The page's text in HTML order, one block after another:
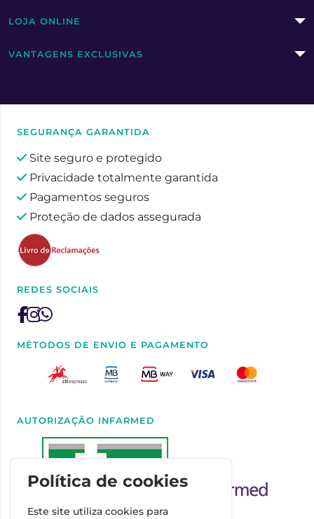
LOJA ONLINE
VANTAGENS EXCLUSIVAS
SEGURANÇA GARANTIDA
Site seguro e protegido
Privacidade totalmente garantida
Pagamentos seguros
Proteção de dados assegurada
REDES SOCIAIS
MÉTODOS DE ENVIO E PAGAMENTO
AUTORIZAÇÃO INFARMED
Política de cookies
Este site utiliza cookies para